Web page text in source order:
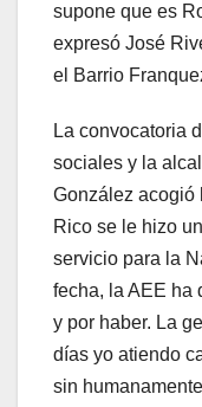
supone que es
expresó José
el Barrio
La convocatoria
sociales y la
González acogió
Rico se le hizo
servicio para la
fecha, la AEE ha
y por haber. La
días yo atiendo
sin